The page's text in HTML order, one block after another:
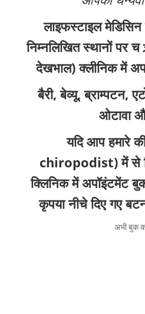
लाइफस्टाइल
निम्नलिखित स्थानों पर
देखभाल) क्लीनिक में
बैरी, बेव्यू, ब्राम्पटन,
ओटावा
यदि आप हमारे
chiropodist) में से
क्लिनिक में अपॉइंटमेंट
कृपया नीचे दिए गए
अभी बुक